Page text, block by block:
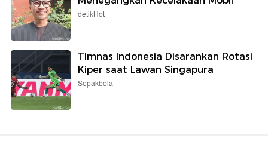
detikHot
Timnas Indonesia Disarankan Rotasi
Kiper saat Lawan Singapura
Sepakbola